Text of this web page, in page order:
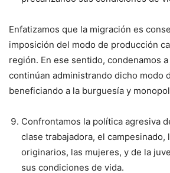
Enfatizamos que la migración es
imposición del modo de producción
región. En ese sentido, condenamos
continúan administrando dicho modo
beneficiando a la burguesía y
Confrontamos la política agresiva
clase trabajadora, el campesinado,
originarios, las mujeres, y de la
sus condiciones de vida.